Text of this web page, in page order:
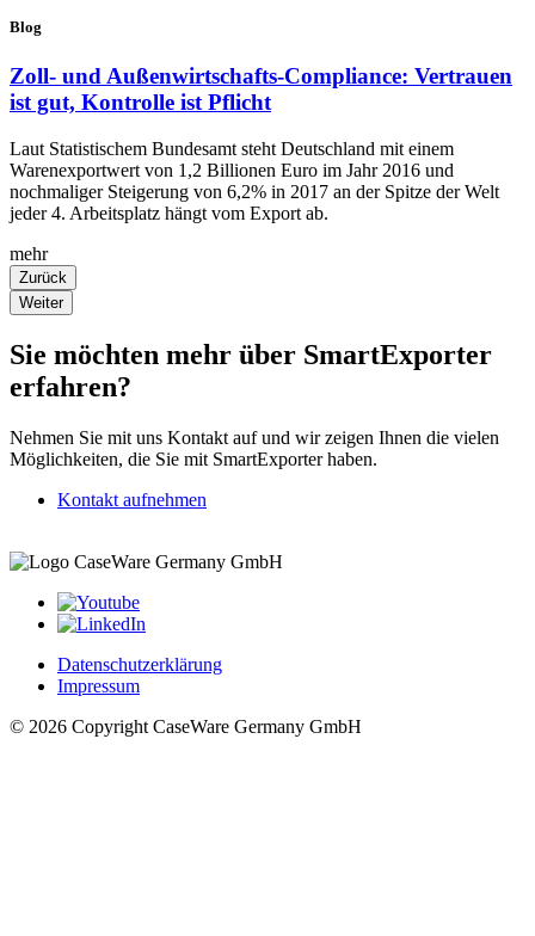
Blog
Zoll- und Außenwirtschafts-Compliance: Vertrauen
ist gut, Kontrolle ist Pflicht
Laut Statistischem Bundesamt steht Deutschland mit einem
Warenexportwert von 1,2 Billionen Euro im Jahr 2016 und
nochmaliger Steigerung von 6,2% in 2017 an der Spitze der Welt
jeder 4. Arbeitsplatz hängt vom Export ab.
mehr
Zurück
Weiter
Sie möchten mehr über SmartExporter
erfahren?
Nehmen Sie mit uns Kontakt auf und wir zeigen Ihnen die vielen
Möglichkeiten, die Sie mit SmartExporter haben.
Kontakt aufnehmen
Datenschutzerklärung
Impressum
© 2026 Copyright CaseWare Germany GmbH